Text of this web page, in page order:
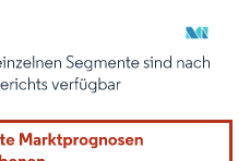
erfordert Namensnennung